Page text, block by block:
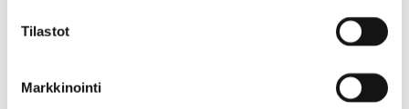
Tilastot
Markkinointi